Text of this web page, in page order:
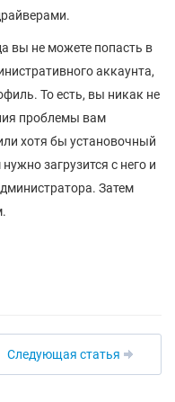
вы не можете попасть в
аккаунта,
То есть, вы никак не
проблемы вам
хотя бы установочный
загрузится с него и
Затем
Следующая статья